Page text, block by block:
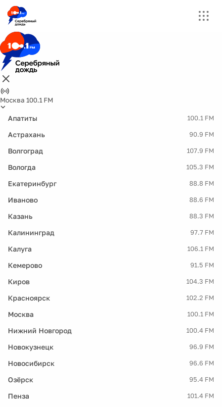
Москва 100.1 FM
Апатиты 100.1 FM
Астрахань 90.9 FM
Волгоград 107.9 FM
Вологда 105.3 FM
Екатеринбург 88.8 FM
Иваново 88.6 FM
Казань 88.3 FM
Калининград 97.7 FM
Калуга 106.1 FM
Кемерово 91.5 FM
Киров 104.3 FM
Красноярск 102.2 FM
Москва 100.1 FM
Нижний Новгород 100.4 FM
Новокузнецк 96.9 FM
Новосибирск 96.6 FM
Озёрск 95.4 FM
Пенза 101.4 FM